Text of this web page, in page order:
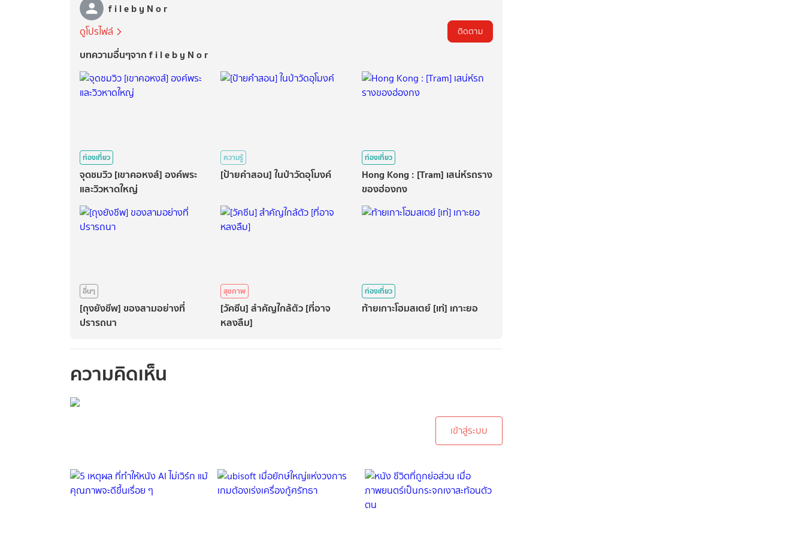
f i l e b y N o r
ดูโปรไฟล์ ติดตาม
บทความอื่นๆจาก f i l e b y N o r
ท่องเที่ยว
จุดชมวิว [เขาคอหงส์] องค์พระ
และวิวหาดใหญ่
ความรู้
[ป้ายคำสอน] ในป่าวัดอุโมงค์
ท่องเที่ยว
Hong Kong : [Tram] เสน่ห์รถราง
ของฮ่องกง
อื่นๆ
[ถุงยังชีพ] ของสามอย่างที่
ปรารถนา
สุขภาพ
[วัคซีน] สำคัญใกล้ตัว [ที่อาจ
หลงลืม]
ท่องเที่ยว
ท้ายเกาะโฮมสเตย์ [เท่] เกาะยอ
ความคิดเห็น
เข้าสู่ระบบ